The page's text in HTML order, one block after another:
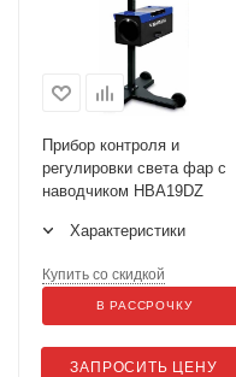
Прибор контроля и
регулировки света фар с
наводчиком HBA19DZ
Характеристики
ЗАПРОСИТЬ ЦЕНУ
Купить со скидкой
В РАССРОЧКУ